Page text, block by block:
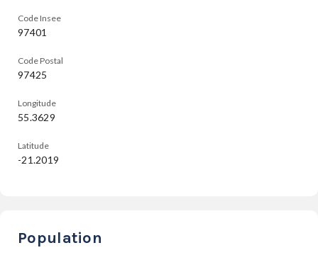
Code Insee
97401
Code Postal
97425
Longitude
55.3629
Latitude
-21.2019
Population